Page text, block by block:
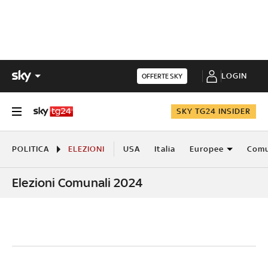
OFFERTE SKY LOGIN
SKY TG24 INSIDER
POLITICA ELEZIONI USA Italia Europee
Elezioni Comunali 2024